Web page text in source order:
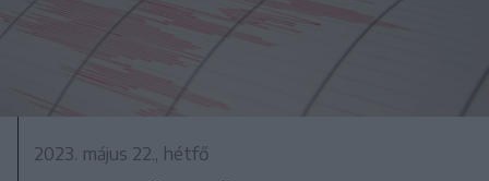
2023. május 22., hétfő